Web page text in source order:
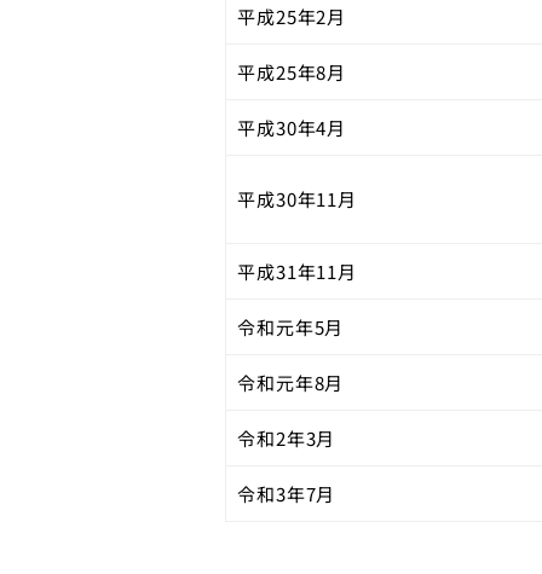
平成25年2月
平成25年8月
平成30年4月
平成30年11月
平成31年11月
令和元年5月
令和元年8月
令和2年3月
令和3年7月